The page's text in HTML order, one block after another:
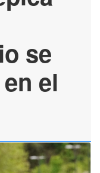
se
el